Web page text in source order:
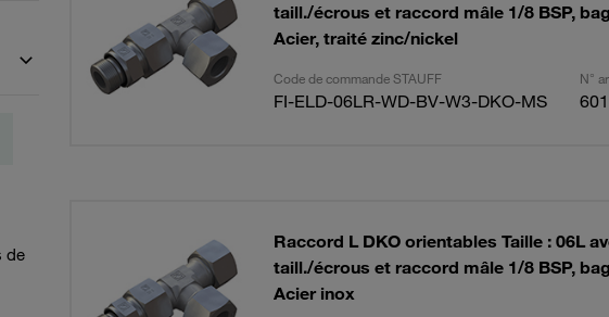
de
taill./écrous et raccord mâle 1/8 BSP,
Acier, traité zinc/nickel
Code de commande STAUFF N°
FI-ELD-06LR-WD-BV-W3-DKO-MS
Raccord L DKO orientables Taille : 06L
taill./écrous et raccord mâle 1/8 BSP,
Acier inox